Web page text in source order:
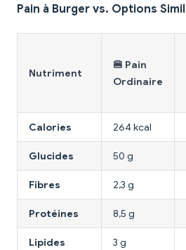
Pain à Burger vs. Options
Nutriment
🍔 Pain
Ordinaire
Calories 264 kcal
Glucides 50 g
Fibres 2,3 g
Protéines 8,5 g
Lipides 3 g